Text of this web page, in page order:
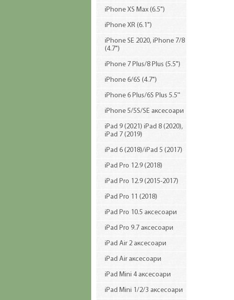
iPhone XS Max (6.5")
iPhone XR (6.1")
iPhone SE 2020, iPhone 7/8
(4.7")
iPhone 7 Plus/8 Plus (5.5")
iPhone 6/6S (4.7")
iPhone 6 Plus/6S Plus 5.5''
iPhone 5/5S/SE аксесоари
iPad 9 (2021) iPad 8 (2020),
iPad 7 (2019)
iPad 6 (2018)/iPad 5 (2017)
iPad Pro 12.9 (2018)
iPad Pro 12.9 (2015-2017)
iPad Pro 11 (2018)
iPad Pro 10.5 аксесоари
iPad Pro 9.7 аксесоари
iPad Air 2 аксесоари
iPad Air аксесоари
iPad Mini 4 аксесоари
iPad Mini 1/2/3 аксесоари